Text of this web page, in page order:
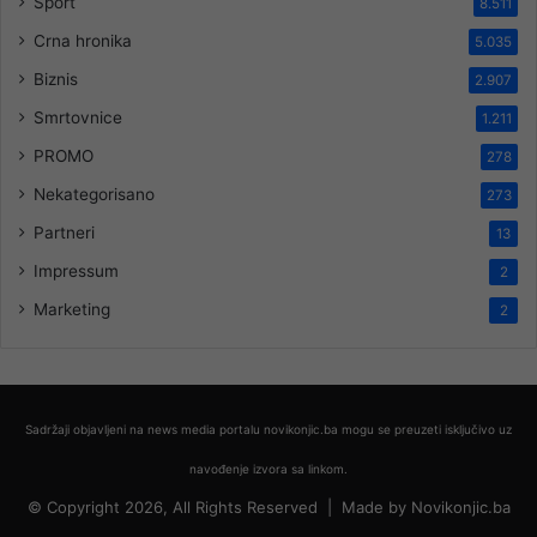
Crna hronika 5.035
Biznis 2.907
Smrtovnice 1.211
PROMO 278
Nekategorisano 273
Partneri 13
Impressum 2
Marketing 2
Sadržaji objavljeni na news media portalu novikonjic.ba mogu se preuzeti isključivo uz
navođenje izvora sa linkom.
© Copyright 2026, All Rights Reserved | Made by Novikonjic.ba